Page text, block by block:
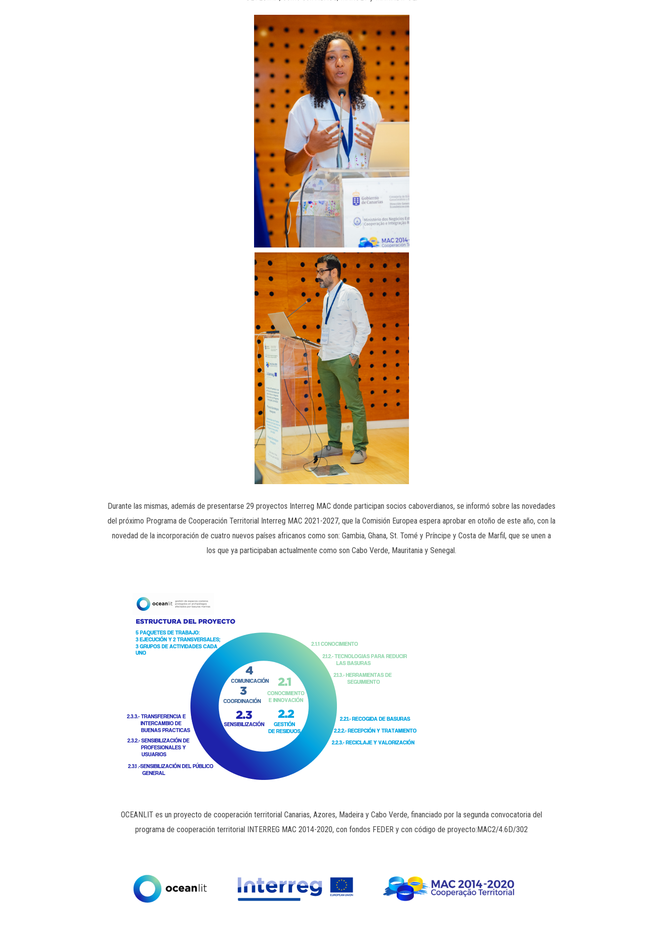
Durante las mismas, además de presentarse 29 proyectos Interreg MAC donde participan socios caboverdianos, se informó sobre las novedades
del próximo Programa de Cooperación Territorial Interreg MAC 2021-2027, que la Comisión Europea espera aprobar en otoño de este año, con la
novedad de la incorporación de cuatro nuevos países africanos como son: Gambia, Ghana, St. Tomé y Príncipe y Costa de Marfil, que se unen a
los que ya participaban actualmente como son Cabo Verde, Mauritania y Senegal.
OCEANLIT es un proyecto de cooperación territorial Canarias, Azores, Madeira y Cabo Verde, financiado por la segunda convocatoria del
programa de cooperación territorial INTERREG MAC 2014-2020, con fondos FEDER y con código de proyecto:MAC2/4.6D/302